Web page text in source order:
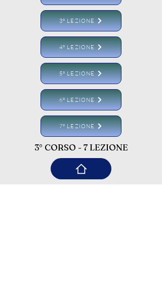
3° LEZIONE
4° LEZIONE
5° LEZIONE
6° LEZIONE
7° LEZIONE
3° CORSO - 7 LEZIONE